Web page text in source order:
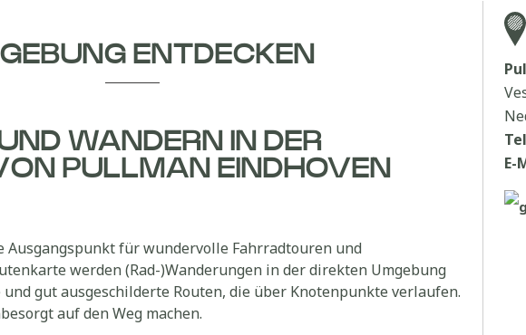
ENTDECKEN
WANDERN IN DER
PULLMAN EINDHOVEN
Ausgangspunkt für wundervolle Fahrradtouren und
werden (Rad-)Wanderungen in der direkten Umgebung
gut ausgeschilderte Routen, die über Knotenpunkte verlaufen.
auf den Weg machen.
E-